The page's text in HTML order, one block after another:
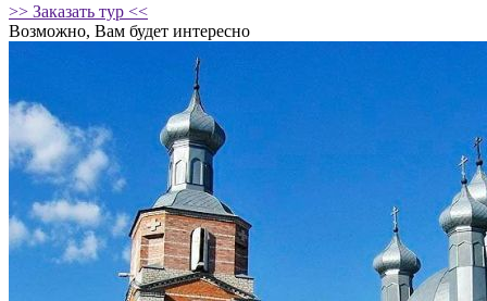
>> Заказать тур <<
Возможно, Вам будет интересно